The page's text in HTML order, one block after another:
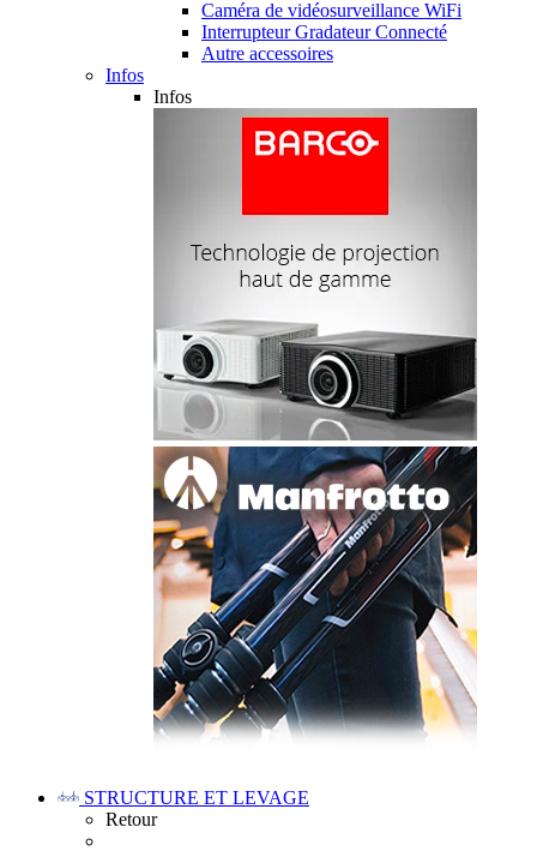
Caméra de vidéosurveillance WiFi
Interrupteur Gradateur Connecté
Autre accessoires
Infos
Infos
STRUCTURE ET LEVAGE
Retour